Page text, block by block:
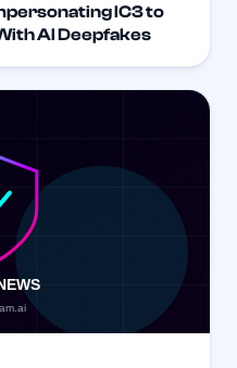
IC3 to
AI Deepfakes